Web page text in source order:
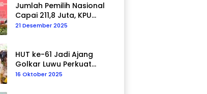
Jumlah Pemilih Nasional
Capai 211,8 Juta, KPU
Tegaskan Komitmen
21 Desember 2025
HUT ke-61 Jadi Ajang
Golkar Luwu Perkuat
Kepedulian Sosial
16 Oktober 2025